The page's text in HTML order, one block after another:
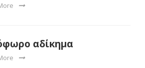
αδίκημα